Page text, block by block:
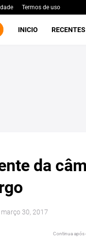
Termos de uso
INICIO RECENTES
da
março 30, 2017
Continua após